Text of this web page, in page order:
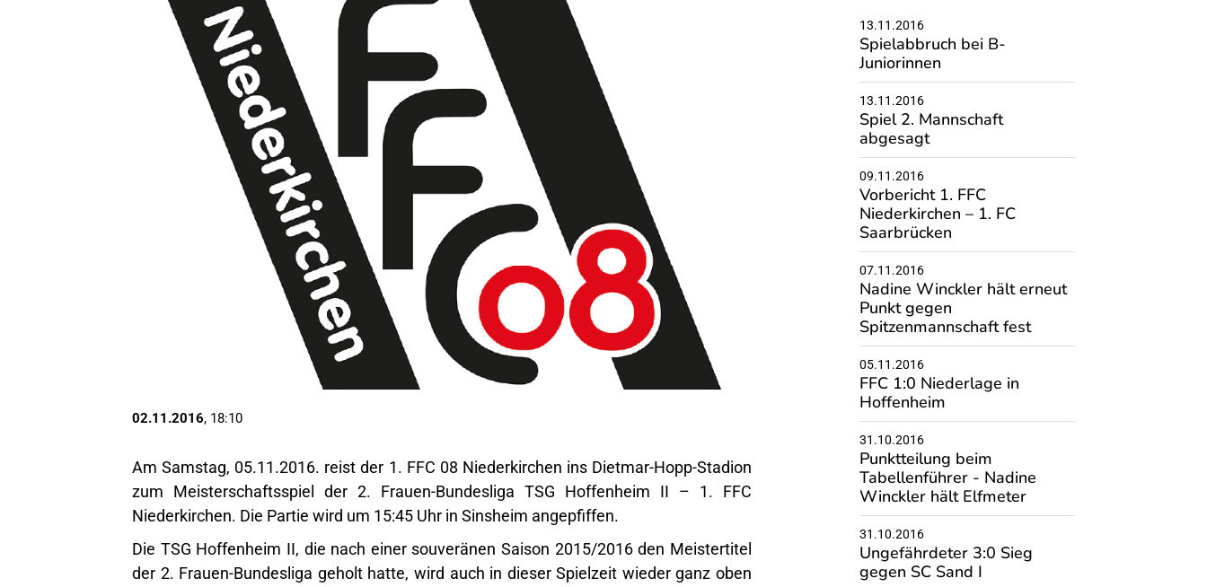
02.11.2016, 18:10
Am Samstag, 05.11.2016. reist der 1. FFC 08 Niederkirchen ins Dietmar-Hopp-Stadion
zum Meisterschaftsspiel der 2. Frauen-Bundesliga TSG Hoffenheim II – 1. FFC
Niederkirchen. Die Partie wird um 15:45 Uhr in Sinsheim angepfiffen.
Die TSG Hoffenheim II, die nach einer souveränen Saison 2015/2016 den Meistertitel
der 2. Frauen-Bundesliga geholt hatte, wird auch in dieser Spielzeit wieder ganz oben
13.11.2016
Spielabbruch bei B-
Juniorinnen
13.11.2016
Spiel 2. Mannschaft
abgesagt
09.11.2016
Vorbericht 1. FFC
Niederkirchen – 1. FC
Saarbrücken
07.11.2016
Nadine Winckler hält erneut
Punkt gegen
Spitzenmannschaft fest
05.11.2016
FFC 1:0 Niederlage in
Hoffenheim
31.10.2016
Punktteilung beim
Tabellenführer - Nadine
Winckler hält Elfmeter
31.10.2016
Ungefährdeter 3:0 Sieg
gegen SC Sand I